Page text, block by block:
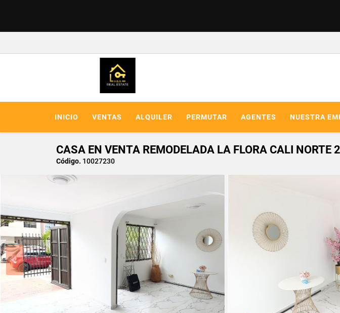
INICIO VENTAS ALQUILER PERMUTAR AGENTES NUESTRA
CASA EN VENTA REMODELADA LA FLORA CALI NORTE
Código. 10027230